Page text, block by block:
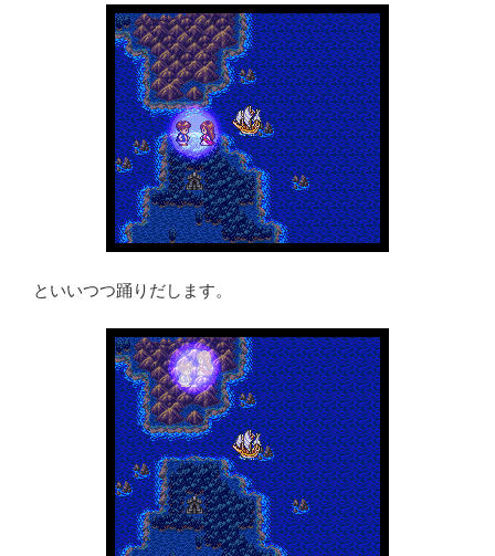
といいつつ踊りだします。